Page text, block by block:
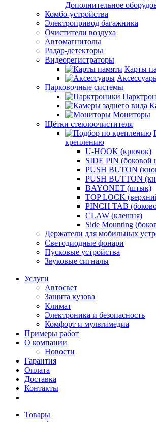
Дополнительное
Комбо-устройства
Электропривод багажника
Очистители воздуха
Автомагнитолы
Радар-детекторы
Видеорегистраторы
Карты
Парковочные системы
Мониторы
Щётки стеклоочистителя
креплению
U-HOOK (крючок)
SIDE PIN (боковой
PUSH BUTON
PUSH BUTTON
BAYONET (штык)
TOP LOCK
PINCH TAB
CLAW (клешня)
Side Mounting
Держатели для мобильных
Светодиодные фонари
Пусковые устройства
Звуковые сигналы
Услуги
Автосвет
Защита кузова
Климат
Электроника и безопасность
Комфорт и мультимедиа
Примеры работ
О компании
Новости
Гарантия
Оплата
Доставка
Контакты
Товары